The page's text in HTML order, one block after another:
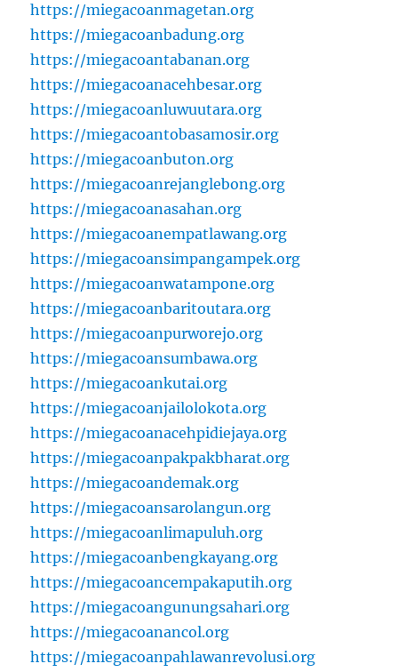
https://miegacoanmagetan.org
https://miegacoanbadung.org
https://miegacoantabanan.org
https://miegacoanacehbesar.org
https://miegacoanluwuutara.org
https://miegacoantobasamosir.org
https://miegacoanbuton.org
https://miegacoanrejanglebong.org
https://miegacoanasahan.org
https://miegacoanempatlawang.org
https://miegacoansimpangampek.org
https://miegacoanwatampone.org
https://miegacoanbaritoutara.org
https://miegacoanpurworejo.org
https://miegacoansumbawa.org
https://miegacoankutai.org
https://miegacoanjailolokota.org
https://miegacoanacehpidiejaya.org
https://miegacoanpakpakbharat.org
https://miegacoandemak.org
https://miegacoansarolangun.org
https://miegacoanlimapuluh.org
https://miegacoanbengkayang.org
https://miegacoancempakaputih.org
https://miegacoangunungsahari.org
https://miegacoanancol.org
https://miegacoanpahlawanrevolusi.org